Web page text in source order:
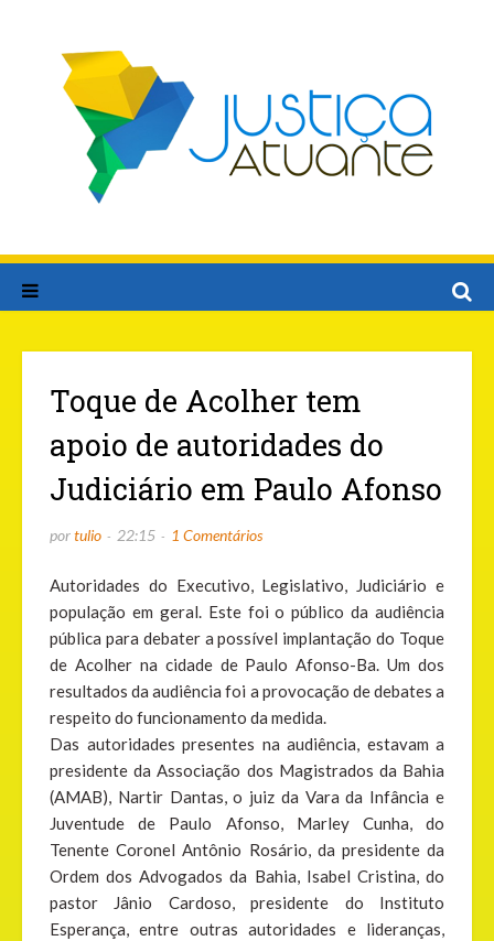
Toque de Acolher tem
apoio de autoridades do
Judiciário em Paulo Afonso
portulio 22:15 1 Comentários
Autoridades do Executivo, Legislativo, Judiciário e
população em geral. Este foi o público da audiência
pública para debater a possível implantação do Toque
de Acolher na cidade de Paulo Afonso-Ba. Um dos
resultados da audiência foi a provocação de debates a
respeito do funcionamento da medida.
Das autoridades presentes na audiência, estavam a
presidente da Associação dos Magistrados da Bahia
(AMAB), Nartir Dantas, o juiz da Vara da Infância e
Juventude de Paulo Afonso, Marley Cunha, do
Tenente Coronel Antônio Rosário, da presidente da
Ordem dos Advogados da Bahia, Isabel Cristina, do
pastor Jânio Cardoso, presidente do Instituto
Esperança, entre outras autoridades e lideranças,